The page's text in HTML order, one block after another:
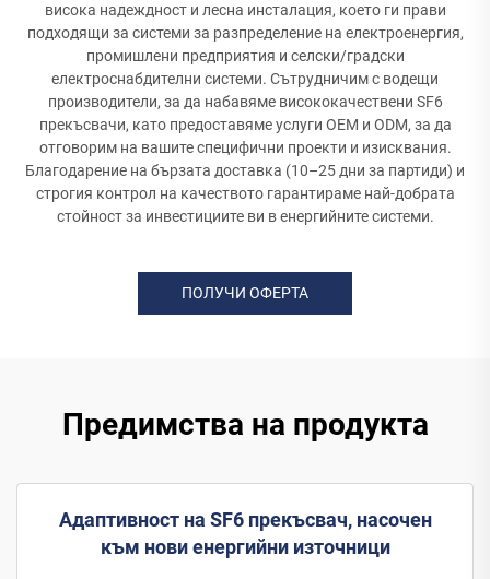
висока надеждност и лесна инсталация, което ги прави
подходящи за системи за разпределение на електроенергия,
промишлени предприятия и селски/градски
електроснабдителни системи. Сътрудничим с водещи
производители, за да набавяме висококачествени SF6
прекъсвачи, като предоставяме услуги OEM и ODM, за да
отговорим на вашите специфични проекти и изисквания.
Благодарение на бързата доставка (10–25 дни за партиди) и
строгия контрол на качеството гарантираме най-добрата
стойност за инвестициите ви в енергийните системи.
ПОЛУЧИ ОФЕРТА
Предимства на продукта
Адаптивност на SF6 прекъсвач, насочен
към нови енергийни източници